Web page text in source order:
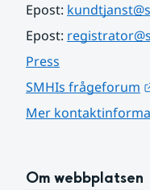
Epost:
Epost:
Press
SMHIs frågeforum
Mer
Om webbplatsen